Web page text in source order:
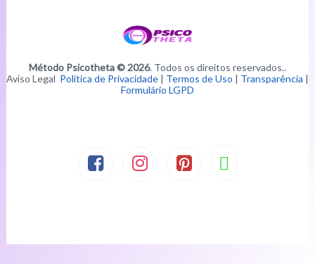
Método Psicotheta © 2026. Todos os direitos reservados..
Aviso Legal Política de Privacidade | Termos de Uso | Transparência |
Formulário LGPD